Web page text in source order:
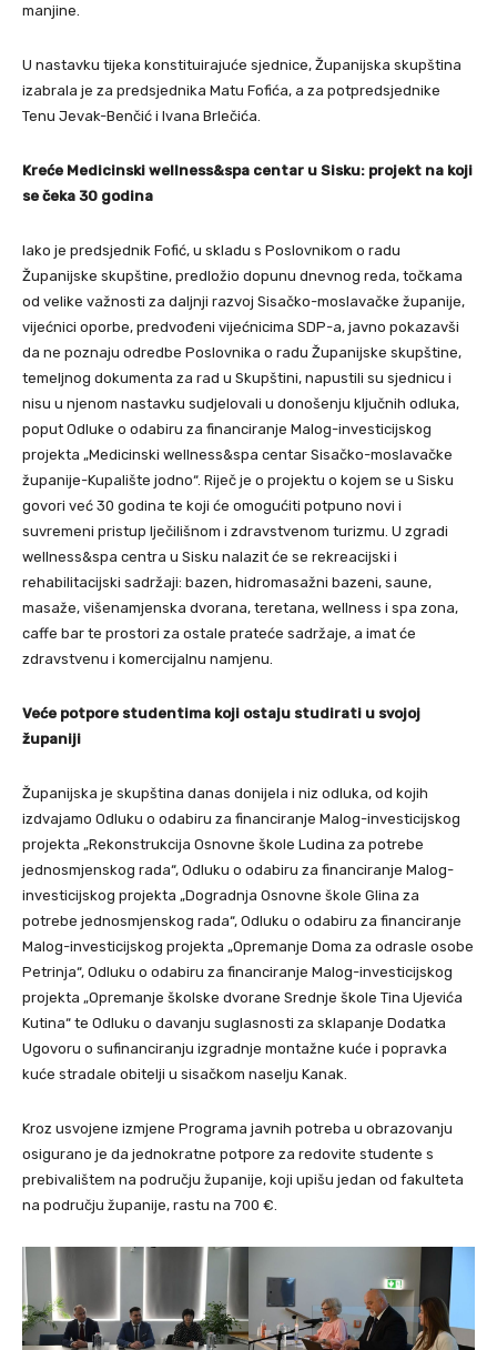
manjine.
U nastavku tijeka konstituirajuće sjednice, Županijska skupština
izabrala je za predsjednika Matu Fofića, a za potpredsjednike
Tenu Jevak-Benčić i Ivana Brlečića.
Kreće Medicinski wellness&spa centar u Sisku: projekt na koji
se čeka 30 godina
Iako je predsjednik Fofić, u skladu s Poslovnikom o radu
Županijske skupštine, predložio dopunu dnevnog reda, točkama
od velike važnosti za daljnji razvoj Sisačko-moslavačke županije,
vijećnici oporbe, predvođeni vijećnicima SDP-a, javno pokazavši
da ne poznaju odredbe Poslovnika o radu Županijske skupštine,
temeljnog dokumenta za rad u Skupštini, napustili su sjednicu i
nisu u njenom nastavku sudjelovali u donošenju ključnih odluka,
poput Odluke o odabiru za financiranje Malog-investicijskog
projekta „Medicinski wellness&spa centar Sisačko-moslavačke
županije-Kupalište jodno“. Riječ je o projektu o kojem se u Sisku
govori već 30 godina te koji će omogućiti potpuno novi i
suvremeni pristup lječilišnom i zdravstvenom turizmu. U zgradi
wellness&spa centra u Sisku nalazit će se rekreacijski i
rehabilitacijski sadržaji: bazen, hidromasažni bazeni, saune,
masaže, višenamjenska dvorana, teretana, wellness i spa zona,
caffe bar te prostori za ostale prateće sadržaje, a imat će
zdravstvenu i komercijalnu namjenu.
Veće potpore studentima koji ostaju studirati u svojoj
županiji
Županijska je skupština danas donijela i niz odluka, od kojih
izdvajamo Odluku o odabiru za financiranje Malog-investicijskog
projekta „Rekonstrukcija Osnovne škole Ludina za potrebe
jednosmjenskog rada“, Odluku o odabiru za financiranje Malog-
investicijskog projekta „Dogradnja Osnovne škole Glina za
potrebe jednosmjenskog rada“, Odluku o odabiru za financiranje
Malog-investicijskog projekta „Opremanje Doma za odrasle osobe
Petrinja“, Odluku o odabiru za financiranje Malog-investicijskog
projekta „Opremanje školske dvorane Srednje škole Tina Ujevića
Kutina“ te Odluku o davanju suglasnosti za sklapanje Dodatka
Ugovoru o sufinanciranju izgradnje montažne kuće i popravka
kuće stradale obitelji u sisačkom naselju Kanak.
Kroz usvojene izmjene Programa javnih potreba u obrazovanju
osigurano je da jednokratne potpore za redovite studente s
prebivalištem na području županije, koji upišu jedan od fakulteta
na području županije, rastu na 700 €.